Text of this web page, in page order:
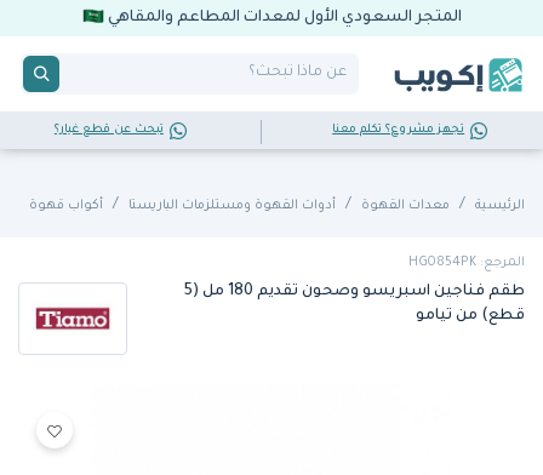
المتجر السعودي الأول لمعدات المطاعم والمقاهي
تجهز مشروع؟ تكلم معنا تبحث عن قطع غيار؟
الرئيسية معدات القهوة أدوات القهوة ومستلزمات الباريستا أكواب قهوة
المرجع: HG0854PK
طقم فناجين اسبريسو وصحون تقديم 180 مل (5
قطع) من تيامو